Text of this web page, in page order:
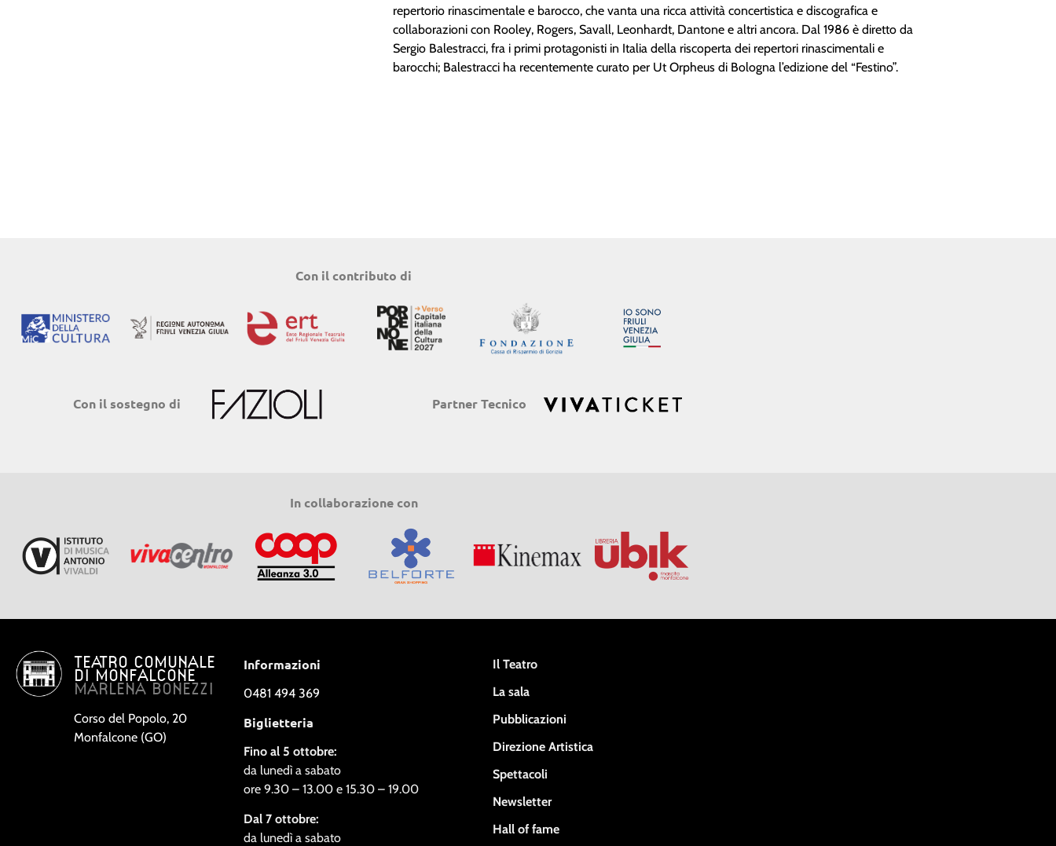
repertorio rinascimentale e barocco, che vanta una ricca attività concertistica e discografica e
collaborazioni con Rooley, Rogers, Savall, Leonhardt, Dantone e altri ancora. Dal 1986 è diretto da
Sergio Balestracci, fra i primi protagonisti in Italia della riscoperta dei repertori rinascimentali e
barocchi; Balestracci ha recentemente curato per Ut Orpheus di Bologna l’edizione del “Festino”.
Con il contributo di
Con il sostegno di Partner Tecnico
In collaborazione con
TEATRO COMUNALE
DI MONFALCONE
MARLENA BONEZZI
Corso del Popolo, 20
Monfalcone (GO)
Informazioni
0481 494 369
Biglietteria
Fino al 5 ottobre:
da lunedì a sabato
ore 9.30 – 13.00 e 15.30 – 19.00
Dal 7 ottobre:
da lunedì a sabato
Il Teatro
La sala
Pubblicazioni
Direzione Artistica
Spettacoli
Newsletter
Hall of fame